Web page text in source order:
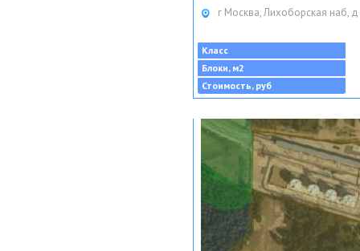
г Москва, Лихоборская наб,
Класс
Блоки, м2
Стоимость, руб